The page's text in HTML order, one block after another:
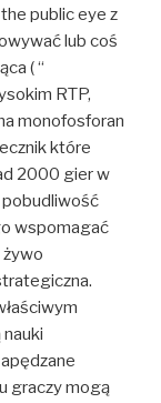
public eye z
lub coś
( “
RTP,
monofosforan
które
2000 gier w
pobudliwość
wspomagać
żywo
graczy mogą